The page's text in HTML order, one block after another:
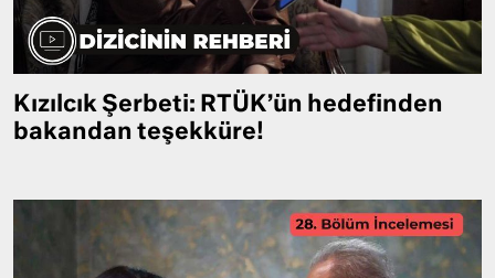
Kızılcık Şerbeti: RTÜK’ün hedefinden
bakandan teşekküre!